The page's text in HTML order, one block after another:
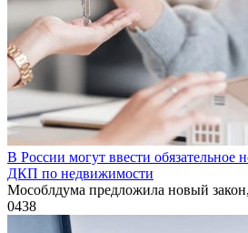
В России могут ввести обязательное
ДКП по недвижимости
Мособлдума предложила новый
0438